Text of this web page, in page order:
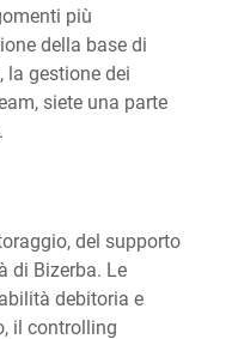
più
della base di
la gestione dei
siete una parte
del supporto
di Bizerba. Le
debitoria e
il controlling